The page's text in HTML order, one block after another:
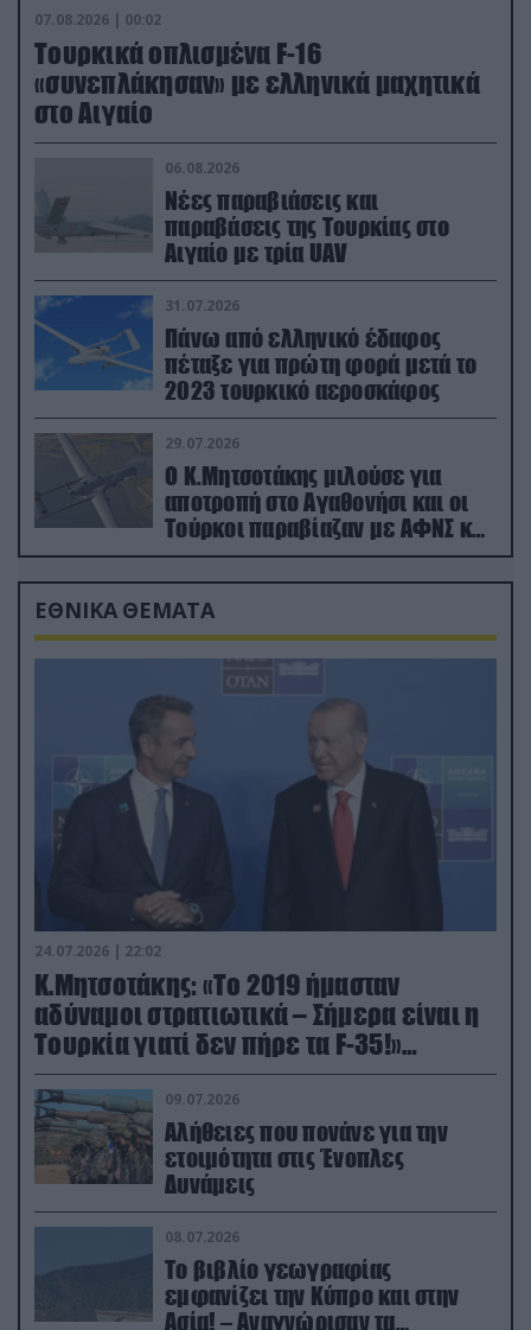
07.08.2026 | 00:02
Τουρκικά οπλισμένα F-16
«συνεπλάκησαν» με ελληνικά μαχητικά
στο Αιγαίο
06.08.2026
Νέες παραβιάσεις και
παραβάσεις της Τουρκίας στο
Αιγαίο με τρία UAV
31.07.2026
Πάνω από ελληνικό έδαφος
πέταξε για πρώτη φορά μετά το
2023 τουρκικό αεροσκάφος
29.07.2026
Ο Κ.Μητσοτάκης μιλούσε για
αποτροπή στο Αγαθονήσι και οι
Τούρκοι παραβίαζαν με ΑΦΝΣ και
drone
ΕΘΝΙΚΑ ΘΕΜΑΤΑ
24.07.2026 | 22:02
Κ.Μητσοτάκης: «Το 2019 ήμασταν
αδύναμοι στρατιωτικά – Σήμερα είναι η
Τουρκία γιατί δεν πήρε τα F-35!»
(βίντεο)
09.07.2026
Αλήθειες που πονάνε για την
ετοιμότητα στις Ένοπλες
Δυνάμεις
08.07.2026
Το βιβλίο γεωγραφίας
εμφανίζει την Κύπρο και στην
Ασία! – Αναγνώρισαν τα